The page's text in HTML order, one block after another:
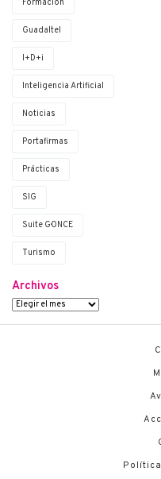
Formación
Guadaltel
I+D+i
Inteligencia Artificial
Noticias
Portafirmas
Prácticas
SIG
Suite G·ONCE
Turismo
Archivos